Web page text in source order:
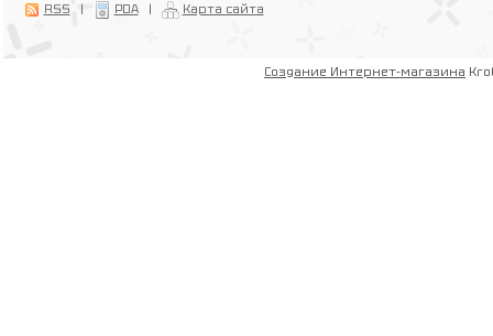
RSS | PDA | Карта сайта
Создание Интернет-магазина